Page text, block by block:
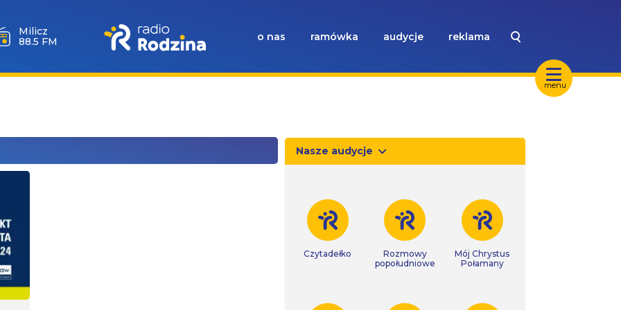
menu
Milicz
88.5 FM
o nas ramówka audycje reklama
Nasze audycje
Czytadełko
Rozmowy
popołudniowe
Mój Chrystus
Połamany